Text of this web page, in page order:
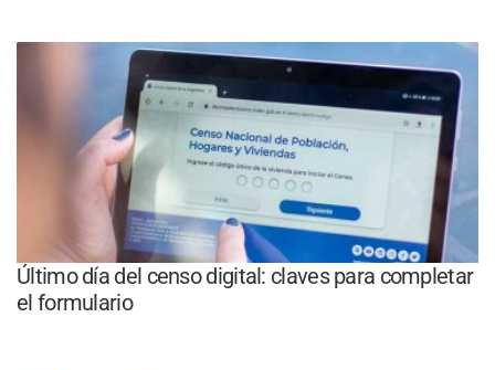
Último día del censo digital: claves para completar
el formulario